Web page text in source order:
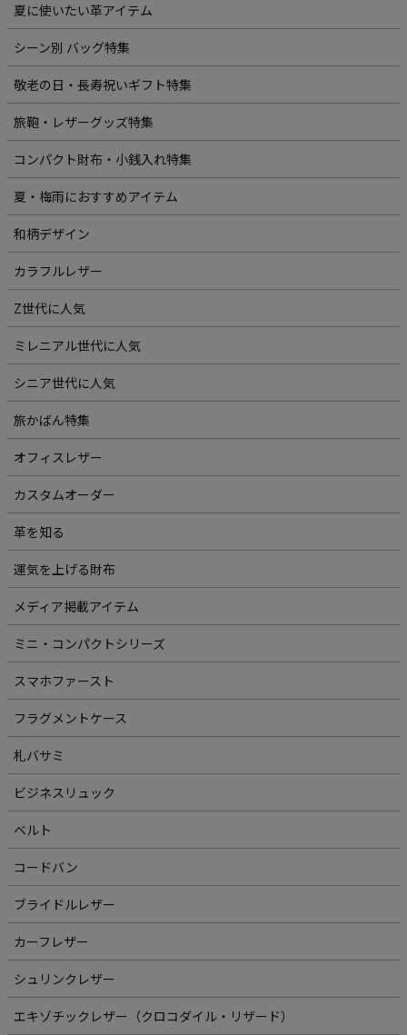
夏に使いたい革アイテム
シーン別 バッグ特集
敬老の日・長寿祝いギフト特集
旅鞄・レザーグッズ特集
コンパクト財布・小銭入れ特集
夏・梅雨におすすめアイテム
和柄デザイン
カラフルレザー
Z世代に人気
ミレニアル世代に人気
シニア世代に人気
旅かばん特集
オフィスレザー
カスタムオーダー
革を知る
運気を上げる財布
メディア掲載アイテム
ミニ・コンパクトシリーズ
スマホファースト
フラグメントケース
札バサミ
ビジネスリュック
ベルト
コードバン
ブライドルレザー
カーフレザー
シュリンクレザー
エキゾチックレザー（クロコダイル・リザード）